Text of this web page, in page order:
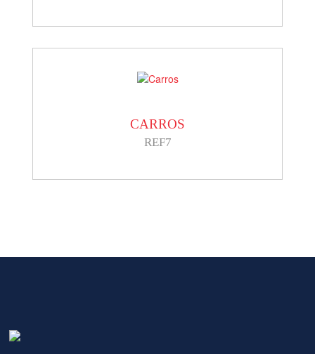
CARROS
REF7